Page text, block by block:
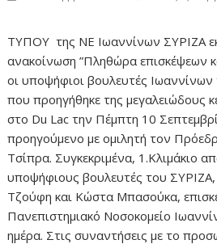
ΤΥΠΟΥ της ΝΕ Ιωαννίνων ΣΥΡΙΖΑ
ανακοίνωση ”Πληθώρα επισκέψεων
οι υποψήφιοι βουλευτές
που προηγήθηκε της μεγαλειώδους
στο Du Lac την Πέμπτη 10
προηγούμενο με ομιλητή τον
Τσίπρα. Συγκεκριμένα, 1.Κλιμάκιο
υποψήφιους βουλευτές του
Τζούφη και Κώστα Μπασούκα,
Πανεπιστημιακό Νοσοκομείο
ημέρα. Στις συναντήσεις με το